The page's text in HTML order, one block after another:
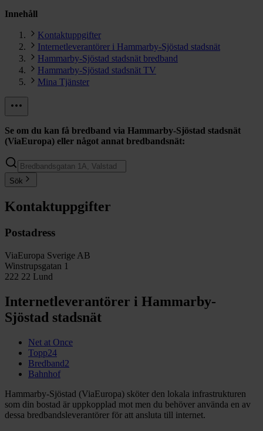
Innehåll
Kontaktuppgifter
Internetleverantörer i Hammarby-Sjöstad stadsnät
Hammarby-Sjöstad stadsnät bredband
Hammarby-Sjöstad stadsnät TV
Mina Tjänster
Se om du kan få bredband via Hammarby-Sjöstad stadsnät
(ViaEuropa) eller något annat bredbandsnät:
Sök
Kontaktuppgifter
Postadress
ViaEuropa Sverige AB
Winstrupsgatan 1
222 22 Lund
Internetleverantörer i Hammarby-
Sjöstad stadsnät
Net at Once
Topp24
Bredband2
Bahnhof
Hammarby-Sjöstad (ViaEuropa) sköter den lokala infrastrukturen
som din bostad är uppkopplad mot men du behöver använda en av
dessa bredbandsleverantörer för att ansluta till internet.